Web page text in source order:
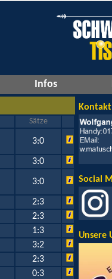
Infos
Sätze
3:0
3:0
3:0
2:3
2:3
1:3
3:2
2:3
0:3
Kontakt
Social
Unsere